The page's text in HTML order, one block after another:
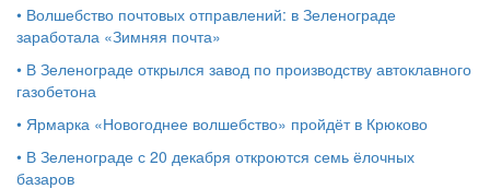
• Волшебство почтовых отправлений: в Зеленограде
заработала «Зимняя почта»
• В Зеленограде открылся завод по производству автоклавного
газобетона
• Ярмарка «Новогоднее волшебство» пройдёт в Крюково
• В Зеленограде с 20 декабря откроются семь ёлочных
базаров